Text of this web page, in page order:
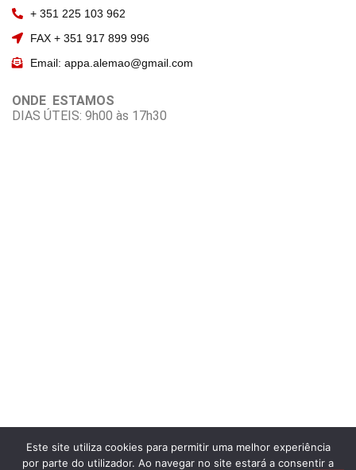
+ 351 225 103 962
FAX + 351 917 899 996
Email: appa.alemao@gmail.com
ONDE ESTAMOS
DIAS ÚTEIS: 9h00 às 17h30
Este site utiliza cookies para permitir uma melhor experiência
por parte do utilizador. Ao navegar no site estará a consentir a